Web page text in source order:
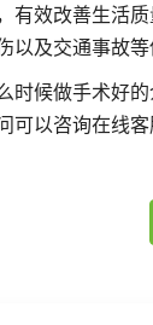
有效改善生活
以及交通事故等
时候做手术好
可以咨询在线客